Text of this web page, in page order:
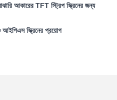
আকারের TFT স্ট্রিপ স্ক্রিনের জন্য
আইপিএস স্ক্রিনের প্রয়োগ